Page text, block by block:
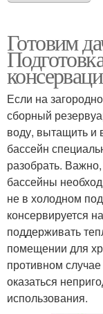
Готовим
Если на
сборный
воду, вытащить и
бассейн
разобрать.
бассейны
не в холодном
консервируется
поддерживать
помещении для
противном
оказаться
использования.